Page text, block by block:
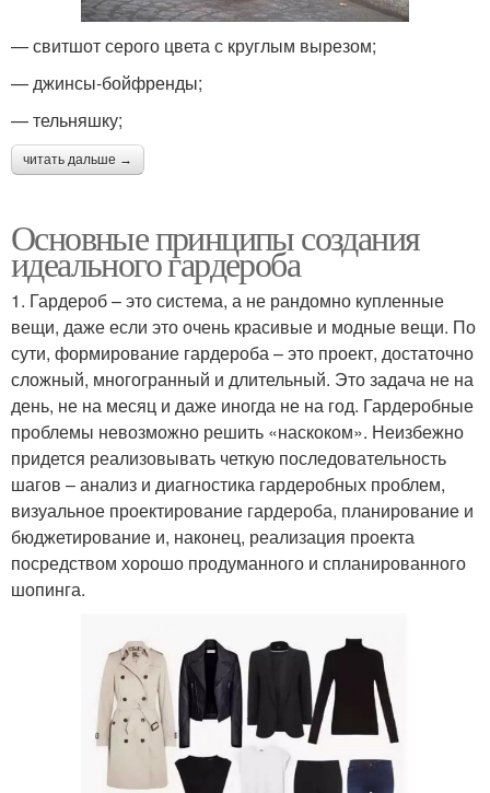
— свитшот серого цвета с круглым вырезом;
— джинсы-бойфренды;
— тельняшку;
читать дальше →
Основные принципы создания
идеального гардероба
1. Гардероб – это система, а не рандомно купленные
вещи, даже если это очень красивые и модные вещи. По
сути, формирование гардероба – это проект, достаточно
сложный, многогранный и длительный. Это задача не на
день, не на месяц и даже иногда не на год. Гардеробные
проблемы невозможно решить «наскоком». Неизбежно
придется реализовывать четкую последовательность
шагов – анализ и диагностика гардеробных проблем,
визуальное проектирование гардероба, планирование и
бюджетирование и, наконец, реализация проекта
посредством хорошо продуманного и спланированного
шопинга.